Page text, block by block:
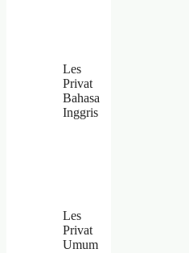
Les
Privat
Bahasa
Inggris
Les
Privat
Umum